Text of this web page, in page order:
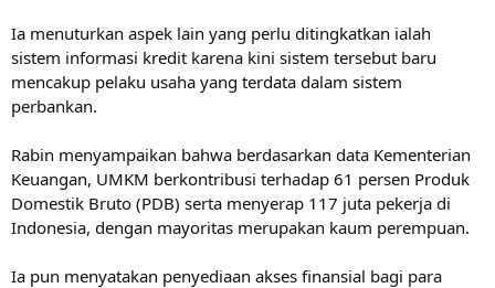
Ia menuturkan aspek lain yang perlu ditingkatkan ialah
sistem informasi kredit karena kini sistem tersebut baru
mencakup pelaku usaha yang terdata dalam sistem
perbankan.
Rabin menyampaikan bahwa berdasarkan data Kementerian
Keuangan, UMKM berkontribusi terhadap 61 persen Produk
Domestik Bruto (PDB) serta menyerap 117 juta pekerja di
Indonesia, dengan mayoritas merupakan kaum perempuan.
Ia pun menyatakan penyediaan akses finansial bagi para